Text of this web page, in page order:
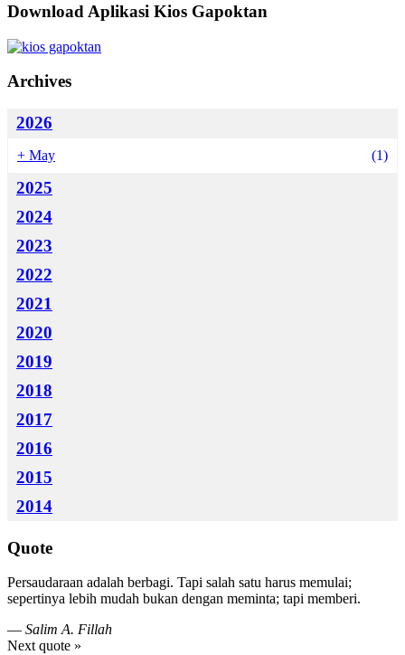
Download Aplikasi Kios Gapoktan
Archives
2026
+ May (1)
2025
2024
2023
2022
2021
2020
2019
2018
2017
2016
2015
2014
Quote
Persaudaraan adalah berbagi. Tapi salah satu harus memulai;
sepertinya lebih mudah bukan dengan meminta; tapi memberi.
— Salim A. Fillah
Next quote »